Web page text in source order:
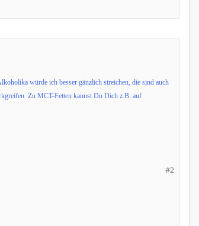
würde ich besser gänzlich streichen, die sind auch
Zu MCT-Fetten kannst Du Dich z.B. auf
#2